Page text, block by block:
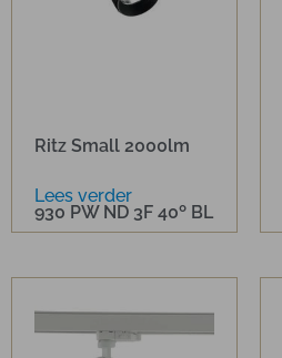
Ritz Small 2000lm
930 PW ND 3F 40º BL
Lees verder